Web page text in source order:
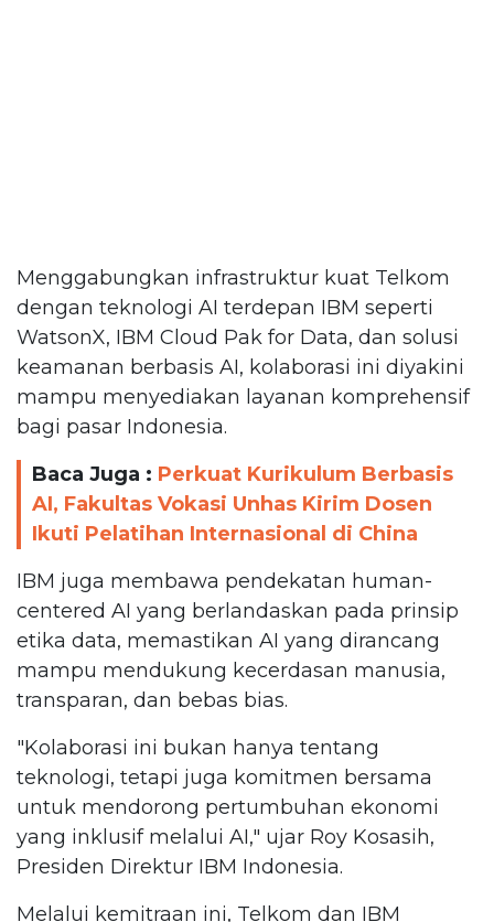
Menggabungkan infrastruktur kuat Telkom
dengan teknologi AI terdepan IBM seperti
WatsonX, IBM Cloud Pak for Data, dan solusi
keamanan berbasis AI, kolaborasi ini diyakini
mampu menyediakan layanan komprehensif
bagi pasar Indonesia.
Baca Juga : Perkuat Kurikulum Berbasis
AI, Fakultas Vokasi Unhas Kirim Dosen
Ikuti Pelatihan Internasional di China
IBM juga membawa pendekatan human-
centered AI yang berlandaskan pada prinsip
etika data, memastikan AI yang dirancang
mampu mendukung kecerdasan manusia,
transparan, dan bebas bias.
"Kolaborasi ini bukan hanya tentang
teknologi, tetapi juga komitmen bersama
untuk mendorong pertumbuhan ekonomi
yang inklusif melalui AI," ujar Roy Kosasih,
Presiden Direktur IBM Indonesia.
Melalui kemitraan ini, Telkom dan IBM